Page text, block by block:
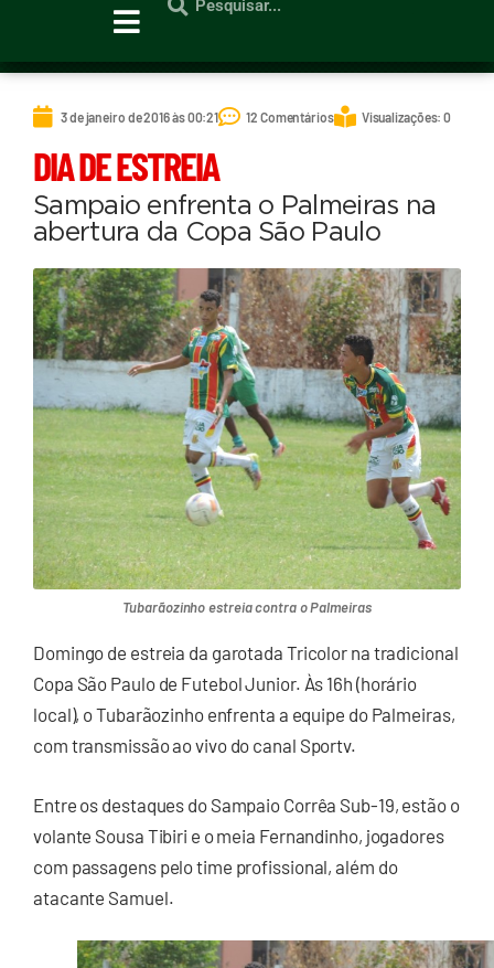
3 de janeiro de 2016 às 00:21 12 Comentários Visualizações: 0
DIA DE ESTREIA
Sampaio enfrenta o Palmeiras na
abertura da Copa São Paulo
Tubarãozinho estreia contra o Palmeiras
Domingo de estreia da garotada Tricolor na tradicional
Copa São Paulo de Futebol Junior. Às 16h (horário
local), o Tubarãozinho enfrenta a equipe do Palmeiras,
com transmissão ao vivo do canal Sportv.
Entre os destaques do Sampaio Corrêa Sub-19, estão o
volante Sousa Tibiri e o meia Fernandinho, jogadores
com passagens pelo time profissional, além do
atacante Samuel.